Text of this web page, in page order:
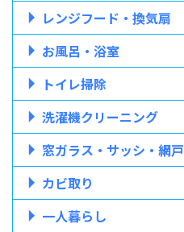
レンジフード・換気扇
お風呂・浴室
トイレ掃除
洗濯機クリーニング
窓ガラス・サッシ・網戸
カビ取り
一人暮らし